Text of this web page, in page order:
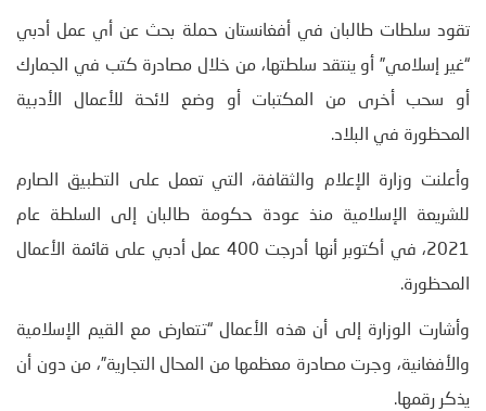
تقود سلطات طالبان في أفغانستان حملة بحث عن أي عمل أدبي
“غير إسلامي” أو ينتقد سلطتها، من خلال مصادرة كتب في الجمارك
أو سحب أخرى من المكتبات أو وضع لائحة للأعمال الأدبية
المحظورة في البلاد.
وأعلنت وزارة الإعلام والثقافة، التي تعمل على التطبيق الصارم
للشريعة الإسلامية منذ عودة حكومة طالبان إلى السلطة عام
2021، في أكتوبر أنها أدرجت 400 عمل أدبي على قائمة الأعمال
المحظورة.
وأشارت الوزارة إلى أن هذه الأعمال “تتعارض مع القيم الإسلامية
والأفغانية، وجرت مصادرة معظمها من المحال التجارية”، من دون أن
يذكر رقمها.